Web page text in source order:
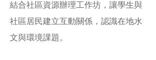
結合社區資源辦理工作坊，讓學生與
社區居民建立互動關係，認識在地水
文與環境課題。